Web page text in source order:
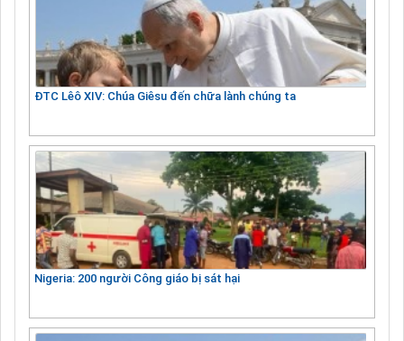
ĐTC Lêô XIV: Chúa Giêsu đến chữa lành chúng ta
Nigeria: 200 người Công giáo bị sát hại